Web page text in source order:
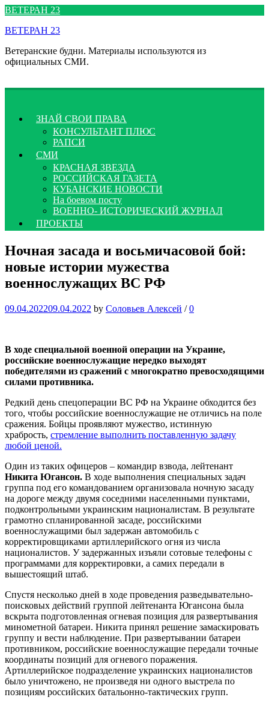
Перейти
содержимому
ВЕТЕРАН 23
ВЕТЕРАН 23
Ветеранские будни. Материалы используются из
официальных СМИ.
ЗНАЙ СВОИ ПРАВА
КОНСУЛЬТАНТ ПЛЮС
РАПСИ
СМИ
КРАСНАЯ ЗВЕЗДА
РОССИЙСКАЯ ГАЗЕТА
КУБАНСКИЕ НОВОСТИ
На боевом посту
ВОЕННО- ИСТОРИЧЕСКИЙ ЖУРНАЛ
ПРОЕКТЫ
Ночная засада и восьмичасовой бой:
новые истории мужества
военнослужащих ВС РФ
09.04.202209.04.2022 by Соловьев Алексей / 0
В ходе специальной военной операции на Украине,
российские военнослужащие нередко выходят
победителями из сражений с многократно превосходящими
силами противника.
Редкий день спецоперации ВС РФ на Украине обходится без
того, чтобы российские военнослужащие не отличись на поле
сражения. Бойцы проявляют мужество, истинную
храбрость, стремление выполнить поставленную задачу
любой ценой.
Один из таких офицеров – командир взвода, лейтенант
Никита Югансон. В ходе выполнения специальных задач
группа под его командованием организовала ночную засаду
на дороге между двумя соседними населенными пунктами,
подконтрольными украинским националистам. В результате
грамотно спланированной засаде, российскими
военнослужащими был задержан автомобиль с
корректировщиками артиллерийского огня из числа
националистов. У задержанных изъяли сотовые телефоны с
программами для корректировки, а самих передали в
вышестоящий штаб.
Спустя несколько дней в ходе проведения разведывательно-
поисковых действий группой лейтенанта Югансона была
вскрыта подготовленная огневая позиция для развертывания
минометной батареи. Никита принял решение замаскировать
группу и вести наблюдение. При развертывании батареи
противником, российские военнослужащие передали точные
координаты позиций для огневого поражения.
Артиллерийское подразделение украинских националистов
было уничтожено, не произведя ни одного выстрела по
позициям российских батальонно-тактических групп.